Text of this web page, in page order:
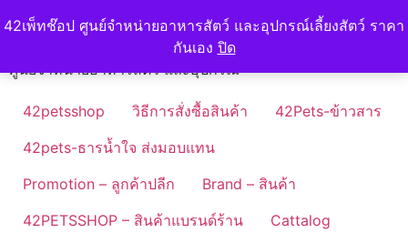
42เพ็ทช๊อป ศูนย์จำหน่ายอาหารสัตว์ และอุปกรณ์เลี้ยงสัตว์ ราคา
กันเอง ปิด
to42petshop
ศูนย์จำหน่ายอาหารสัตว์ และอุปกรณ์
42petsshop วิธีการสั่งซื้อสินค้า
42Pets-ข้าวสาร
42pets-ธารน้ำใจ ส่งมอบแทน
Promotion – ลูกค้าปลีก
Brand – สินค้า
42PETSSHOP – สินค้าแบรนด์ร้าน
Cattalog